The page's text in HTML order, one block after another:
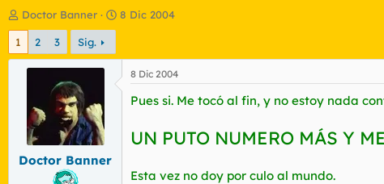
I
n
c
d
e
Doctor Banner
F
h
d
8 Dic 2004
1 2 3 Sig.
Doctor Banner
8 Dic 2004
Pues si. Me tocó al fin, y no estoy nada
UN PUTO NUMERO MÁS Y
Esta vez no doy por culo al mundo.